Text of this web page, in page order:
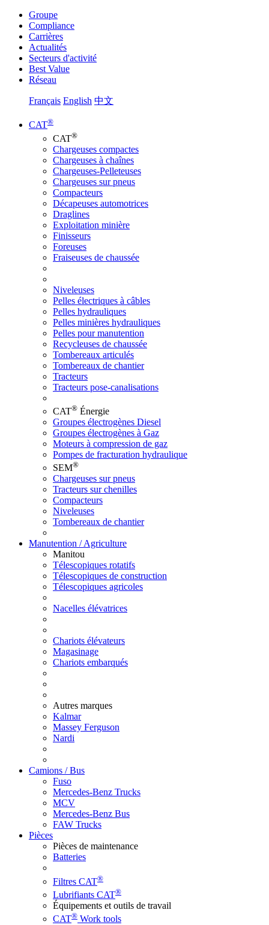
Groupe
Compliance
Carrières
Actualités
Secteurs d'activité
Best Value
Réseau
Français English 中文
CAT®
CAT®
Chargeuses compactes
Chargeuses à chaînes
Chargeuses-Pelleteuses
Chargeuses sur pneus
Compacteurs
Décapeuses automotrices
Draglines
Exploitation minière
Finisseurs
Foreuses
Fraiseuses de chaussée
Niveleuses
Pelles électriques à câbles
Pelles hydrauliques
Pelles minières hydrauliques
Pelles pour manutention
Recycleuses de chaussée
Tombereaux articulés
Tombereaux de chantier
Tracteurs
Tracteurs pose-canalisations
CAT® Énergie
Groupes électrogènes Diesel
Groupes électrogènes à Gaz
Moteurs à compression de gaz
Pompes de fracturation hydraulique
SEM®
Chargeuses sur pneus
Tracteurs sur chenilles
Compacteurs
Niveleuses
Tombereaux de chantier
Manutention / Agriculture
Manitou
Télescopiques rotatifs
Télescopiques de construction
Télescopiques agricoles
Nacelles élévatrices
Chariots élévateurs
Magasinage
Chariots embarqués
Autres marques
Kalmar
Massey Ferguson
Nardi
Camions / Bus
Fuso
Mercedes-Benz Trucks
MCV
Mercedes-Benz Bus
FAW Trucks
Pièces
Pièces de maintenance
Batteries
Filtres CAT®
Lubrifiants CAT®
Équipements et outils de travail
CAT® Work tools